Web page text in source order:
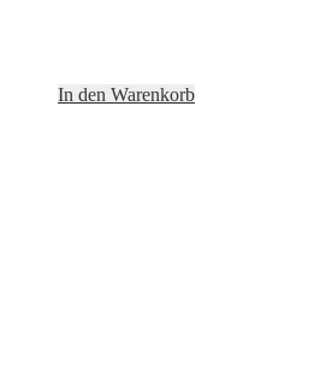
In den Warenkorb